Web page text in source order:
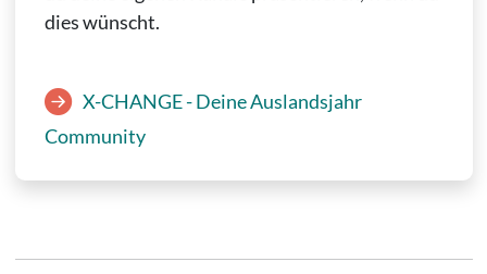
dies wünscht.
X-CHANGE - Deine Auslandsjahr
Community